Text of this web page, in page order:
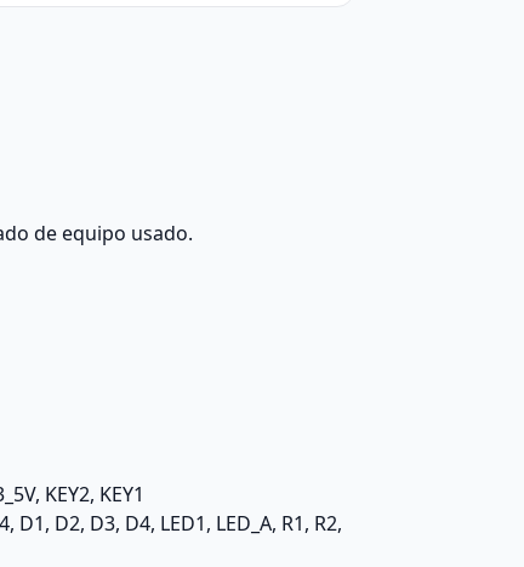
de equipo usado.
KEY2, KEY1
D2, D3, D4, LED1, LED_A, R1, R2,